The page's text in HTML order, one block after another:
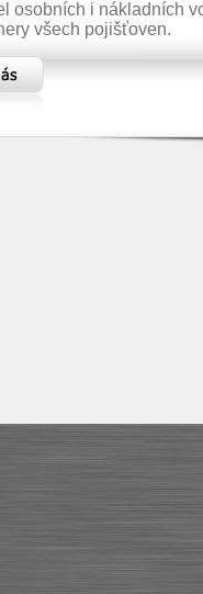
osobních i nákladních
všech pojišťoven.